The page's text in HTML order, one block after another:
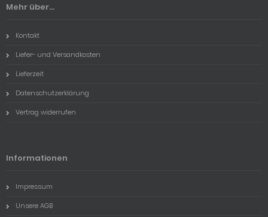
Mehr über...
Kontakt
Liefer- und Versandkosten
Lieferzeit
Datenschutzerklärung
Vertrag widerrufen
Informationen
Impressum
Unsere AGB